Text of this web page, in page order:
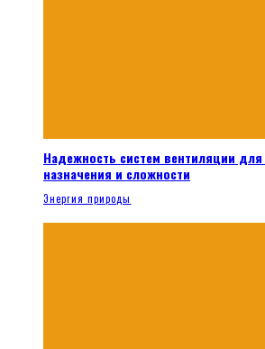
Надежность систем вентиляции для
назначения и сложности
Энергия природы